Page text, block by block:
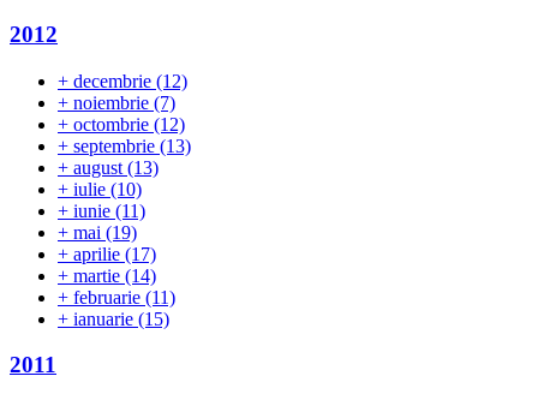
2012
+ decembrie (12)
+ noiembrie (7)
+ octombrie (12)
+ septembrie (13)
+ august (13)
+ iulie (10)
+ iunie (11)
+ mai (19)
+ aprilie (17)
+ martie (14)
+ februarie (11)
+ ianuarie (15)
2011